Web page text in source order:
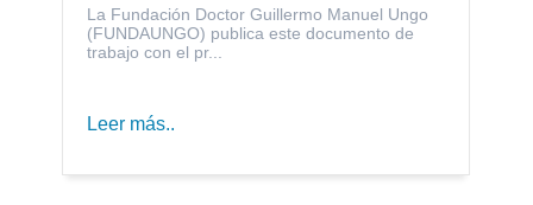
La Fundación Doctor Guillermo Manuel Ungo
(FUNDAUNGO) publica este documento de
trabajo con el pr...
Leer más..